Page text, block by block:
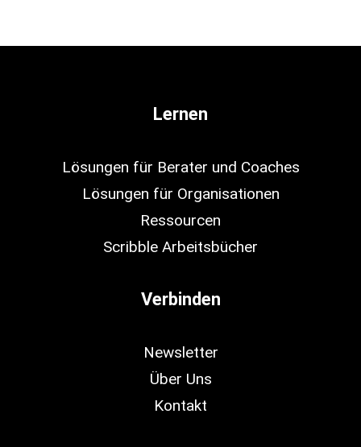
Lernen
Lösungen für Berater und Coaches
Lösungen für Organisationen
Ressourcen
Scribble Arbeitsbücher
Verbinden
Newsletter
Über Uns
Kontakt